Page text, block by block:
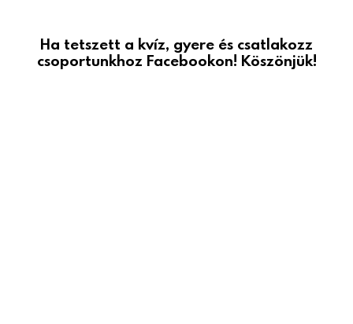
Ha tetszett a kvíz, gyere és csatlakozz
csoportunkhoz Facebookon! Köszönjük!